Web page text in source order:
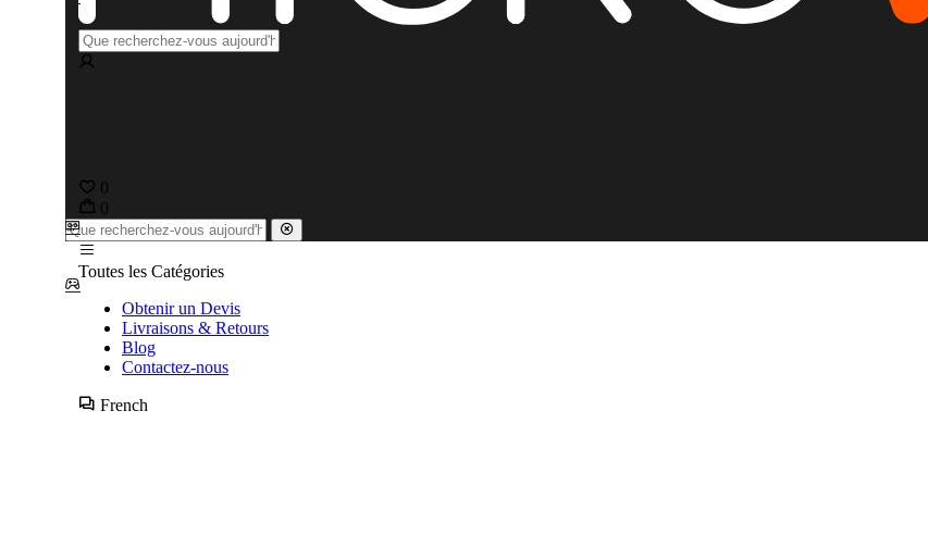
0
0
Toutes les Catégories
Obtenir un Devis
Livraisons & Retours
Blog
Contactez-nous
French